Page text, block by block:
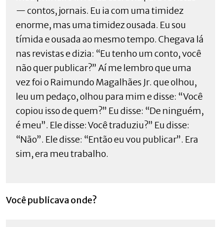
— contos, jornais. Eu ia com uma timidez
enorme, mas uma timidez ousada. Eu sou
tímida e ousada ao mesmo tempo. Chegava lá
nas revistas e dizia: “Eu tenho um conto, você
não quer publicar?” Aí me lembro que uma
vez foi o Raimundo Magalhães Jr. que olhou,
leu um pedaço, olhou para mim e disse: “Você
copiou isso de quem?” Eu disse: “De ninguém,
é meu”. Ele disse: Você traduziu?” Eu disse:
“Não”. Ele disse: “Então eu vou publicar”. Era
sim, era meu trabalho.
Você publicava onde?